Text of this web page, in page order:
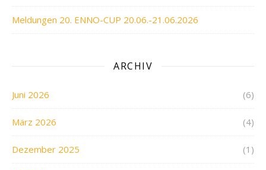
Meldungen 20. ENNO-CUP 20.06.-21.06.2026
ARCHIV
Juni 2026 (6)
März 2026 (4)
Dezember 2025 (1)